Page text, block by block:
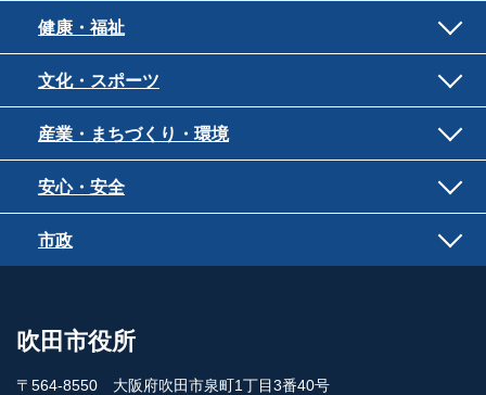
健康・福祉
文化・スポーツ
産業・まちづくり・環境
安心・安全
市政
吹田市役所
〒564-8550 大阪府吹田市泉町1丁目3番40号